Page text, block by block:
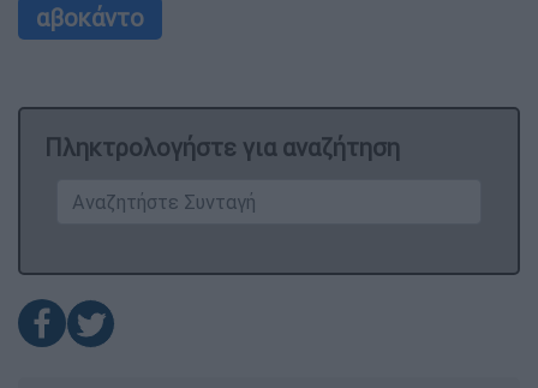
αβοκάντο
Πληκτρολογήστε για αναζήτηση